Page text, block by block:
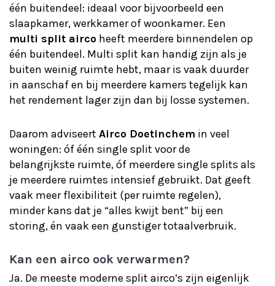
één buitendeel: ideaal voor bijvoorbeeld een
slaapkamer, werkkamer of woonkamer. Een
multi split airco heeft meerdere binnendelen op
één buitendeel. Multi split kan handig zijn als je
buiten weinig ruimte hebt, maar is vaak duurder
in aanschaf en bij meerdere kamers tegelijk kan
het rendement lager zijn dan bij losse systemen.
Daarom adviseert Airco Doetinchem in veel
woningen: óf één single split voor de
belangrijkste ruimte, óf meerdere single splits als
je meerdere ruimtes intensief gebruikt. Dat geeft
vaak meer flexibiliteit (per ruimte regelen),
minder kans dat je “alles kwijt bent” bij een
storing, én vaak een gunstiger totaalverbruik.
Kan een airco ook verwarmen?
Ja. De meeste moderne split airco’s zijn eigenlijk